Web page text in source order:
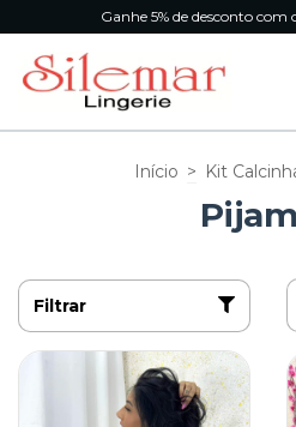
Ganhe 5% de desconto
Início > Kit
Filtrar